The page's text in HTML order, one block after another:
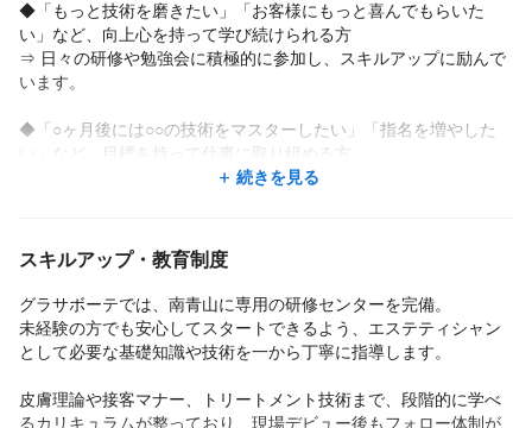
■求職者の皆さまへ
グラサボーテは、女性が長く安心して働ける環境づくりを大切に
しています。
上下関係もフラットで、店舗同士のつながりも強く、役職を超え
そして**“人に喜んでもらえる仕事”がしたい方**は、
◆「もっと技術を磨きたい」「お客様にもっと喜んでもらいた
い」など、向上心を持って学び続けられる方
⇒ 日々の研修や勉強会に積極的に参加し、スキルアップに励んで
います。
◆「○ヶ月後には○○の技術をマスターしたい」「指名を増やした
い」など、目標を持って仕事に取り組める方
⇒ 自分の成長を実感しながら働けるため、やりがいも大きいで
◆「自分がされて嬉しいことは何か」を考えながら、お客様一人
ひとりに寄り添える方
⇒ カウンセリングから施術、アフターケアまで丁寧に対応し、リ
ピートにもつながっています。
◆美容や健康に興味があり、体を動かすことが好きな方
⇒ フィットネスクラブ併設のサロンという特性を活かして、アク
ティブに働けます。
続きを見る
スキルアップ・教育制度
グラサボーテでは、南青山に専用の研修センターを完備。
未経験の方でも安心してスタートできるよう、エステティシャン
として必要な基礎知識や技術を一から丁寧に指導します。
皮膚理論や接客マナー、トリートメント技術まで、段階的に学べ
るカリキュラムが整っており、現場デビュー後もフォロー体制が